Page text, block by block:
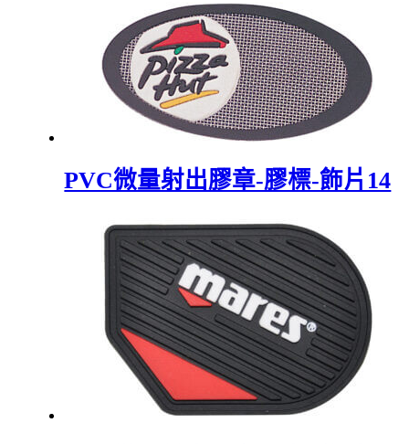
PVC微量射出膠章-膠標-飾片14